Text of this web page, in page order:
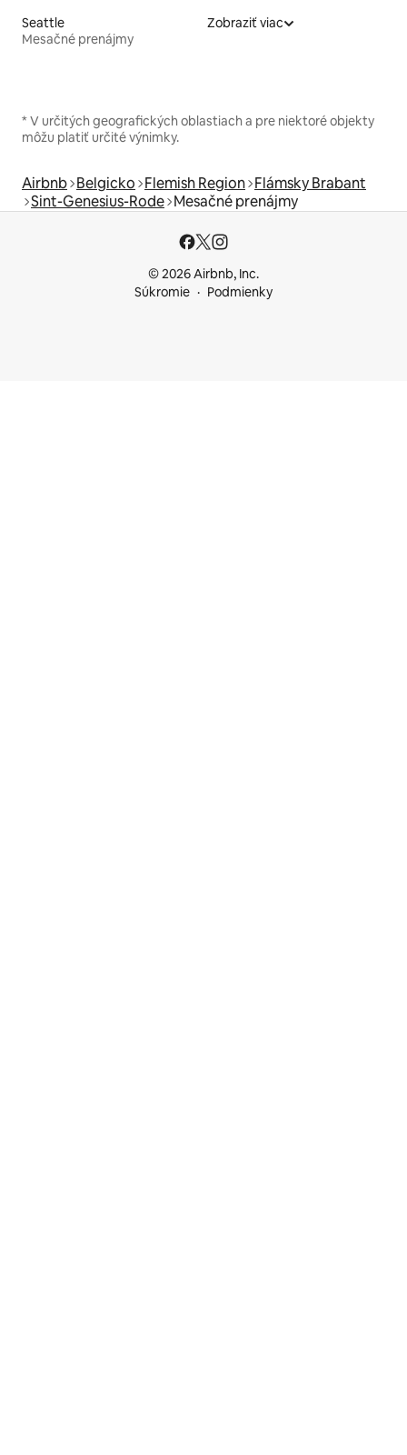
Seattle
Mesačné prenájmy
Zobraziť viac
* V určitých geografických oblastiach a pre niektoré objekty
môžu platiť určité výnimky.
Airbnb Belgicko Flemish Region Flámsky Brabant
Sint-Genesius-Rode Mesačné prenájmy
© 2026 Airbnb, Inc.
Súkromie
Podmienky